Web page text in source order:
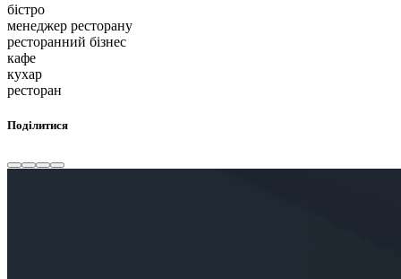
бістро
менеджер ресторану
ресторанний бізнес
кафе
кухар
ресторан
Поділитися